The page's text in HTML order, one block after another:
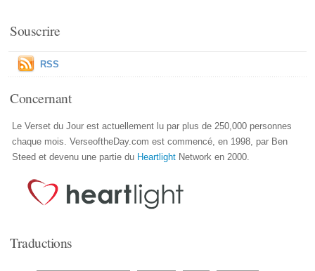
Souscrire
RSS
Concernant
Le Verset du Jour est actuellement lu par plus de 250,000 personnes
chaque mois. VerseoftheDay.com est commencé, en 1998, par Ben
Steed et devenu une partie du Heartlight Network en 2000.
Traductions